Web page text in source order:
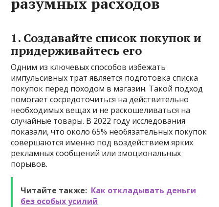
1. Создавайте список покупок и
придерживайтесь его
Одним из ключевых способов избежать
импульсивных трат является подготовка списка
покупок перед походом в магазин. Такой подход
помогает сосредоточиться на действительно
необходимых вещах и не раскошеливаться на
случайные товары. В 2022 году исследования
показали, что около 65% необязательных покупок
совершаются именно под воздействием ярких
рекламных сообщений или эмоциональных
порывов.
Читайте также: Как откладывать деньги
без особых усилий